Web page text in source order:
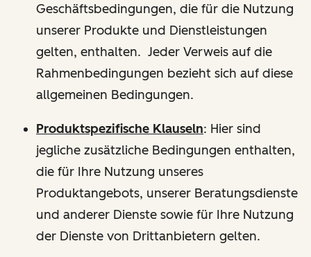
Geschäftsbedingungen, die für die Nutzung
unserer Produkte und Dienstleistungen
gelten, enthalten. Jeder Verweis auf die
Rahmenbedingungen bezieht sich auf diese
allgemeinen Bedingungen.
Produktspezifische Klauseln: Hier sind
jegliche zusätzliche Bedingungen enthalten,
die für Ihre Nutzung unseres
Produktangebots, unserer Beratungsdienste
und anderer Dienste sowie für Ihre Nutzung
der Dienste von Drittanbietern gelten.